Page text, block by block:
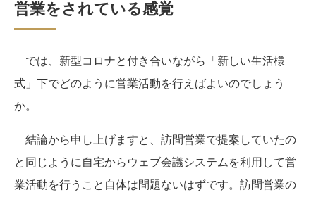
営業をされている感覚
では、新型コロナと付き合いながら「新しい生活様
式」下でどのように営業活動を行えばよいのでしょう
か。
結論から申し上げますと、訪問営業で提案していたの
と同じように自宅からウェブ会議システムを利用して営
業活動を行うこと自体は問題ないはずです。訪問営業の